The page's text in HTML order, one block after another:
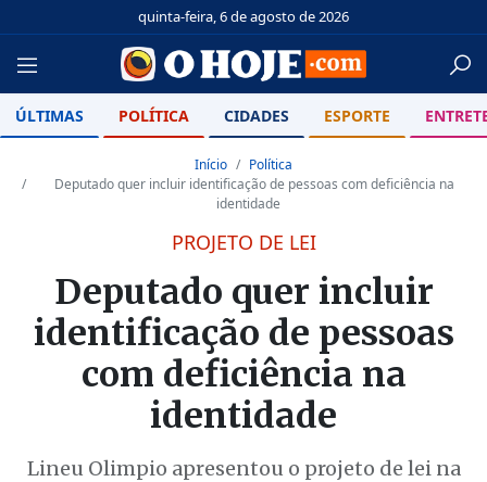
quinta-feira, 6 de agosto de 2026
ÚLTIMAS POLÍTICA CIDADES ESPORTE
Início
Política
Deputado quer incluir identificação de pessoas com deficiência na
identidade
PROJETO DE LEI
Deputado quer incluir
identificação de pessoas
com deficiência na
identidade
Lineu Olimpio apresentou o projeto de lei na